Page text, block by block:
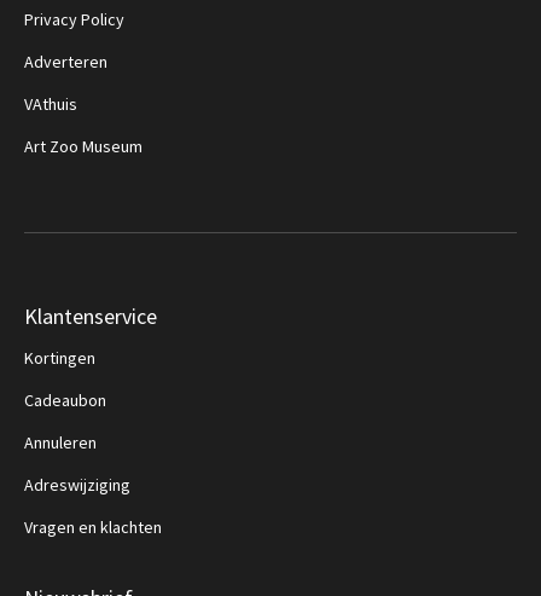
Privacy Policy
Adverteren
VAthuis
Art Zoo Museum
Klantenservice
Kortingen
Cadeaubon
Annuleren
Adreswijziging
Vragen en klachten